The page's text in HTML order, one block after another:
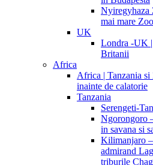
Nyiregyhaza
mai mare
UK
Londra -UK
Britanii
Africa
Africa | Tanzania si
inainte de calatorie
Tanzania
Serengeti-
Ngorongoro
in savana si
Kilimanjaro
admirand
triburile